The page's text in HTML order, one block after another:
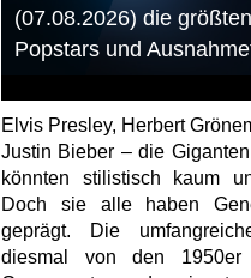
(07.08.2026) die
Popstars und
Elvis Presley, Herbert
Justin Bieber – die
könnten stilistisch kaum
Doch sie alle haben
geprägt. Die
diesmal von den